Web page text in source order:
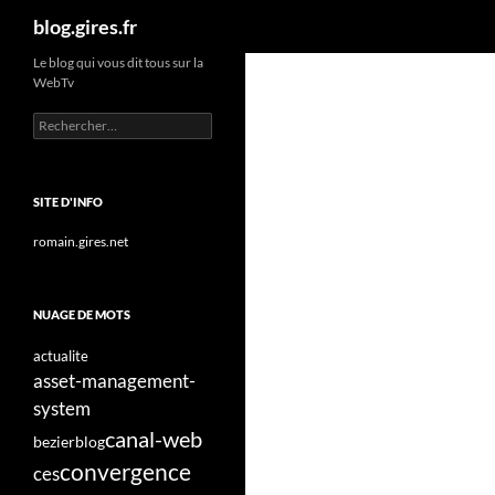
Aller
contenu
blog.gires.fr
Le blog qui vous dit tous sur la
WebTv
Rechercher :
SITE D'INFO
romain.gires.net
NUAGE DE MOTS
actualite
asset-management-
system
bezierblogcanal-web
cesconvergence